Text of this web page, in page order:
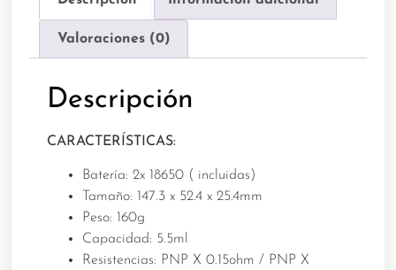
Valoraciones (0)
Descripción
CARACTERÍSTICAS:
Batería: 2x 18650 ( incluidas)
Tamaño: 147.3 x 52.4 x 25.4mm
Peso: 160g
Capacidad: 5.5ml
Resistencias: PNP X 0.15ohm / PNP X